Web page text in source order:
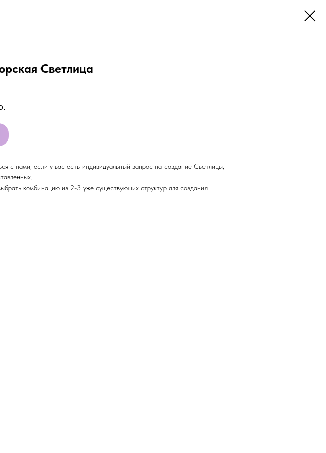
Светлица
с нами, если у вас есть индивидуальный запрос на создание Светлицы,
комбинацию из 2-3 уже существующих структур для создания